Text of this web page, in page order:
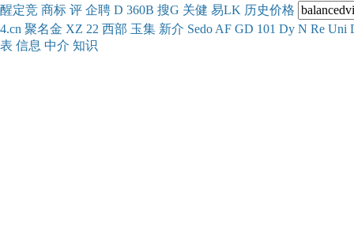
醒定竞 商标 评 企聘 D 360B 搜G 关健 易LK 历史价格
4.cn 聚名金 XZ 22 西部 玉集 新介 Sedo AF GD 101 Dy N Re Uni
表 信息 中介 知识